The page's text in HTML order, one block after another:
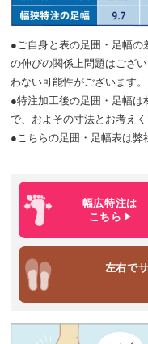
●ご自身と表の足囲・足幅の
の伸びの関係上問題はござ
わない可能性がございます。
●特注加工後の足囲・足幅
で、およその寸法とお考えく
●こちらの足囲・足幅表は弊
幅広特注は
こちら
左右で